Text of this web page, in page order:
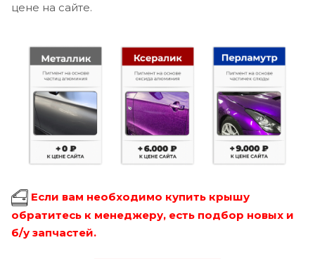
цене на сайте.
Если вам необходимо купить крышу
обратитесь к менеджеру, есть подбор новых и
б/у запчастей.